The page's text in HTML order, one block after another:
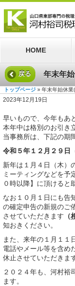
HOME
戻る
トップページ » 年末年始休
2023年12月19日
早いもので、今年もあ
本年中は格別のお引き
当事務所は、下記の期
令和５年１２月２９日
新年は１月４日（木）
ミーティングなどを予
０時以降】に頂けると
なお１０月１日にも告
の確定申告の新規のご
させていただきます （
知おきください。
また、来年の１月１１
電話やメール等を含め
休止させていただきま
２０２４年も、河村裕
ます。